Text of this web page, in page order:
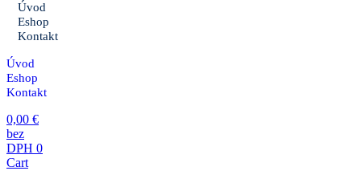
Úvod
Eshop
Kontakt
Úvod
Eshop
Kontakt
0,00 €
0
Cart